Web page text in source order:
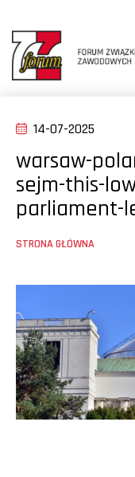
14-07-2025
warsaw-
sejm-this-
parliament-
STRONA GŁÓWNA